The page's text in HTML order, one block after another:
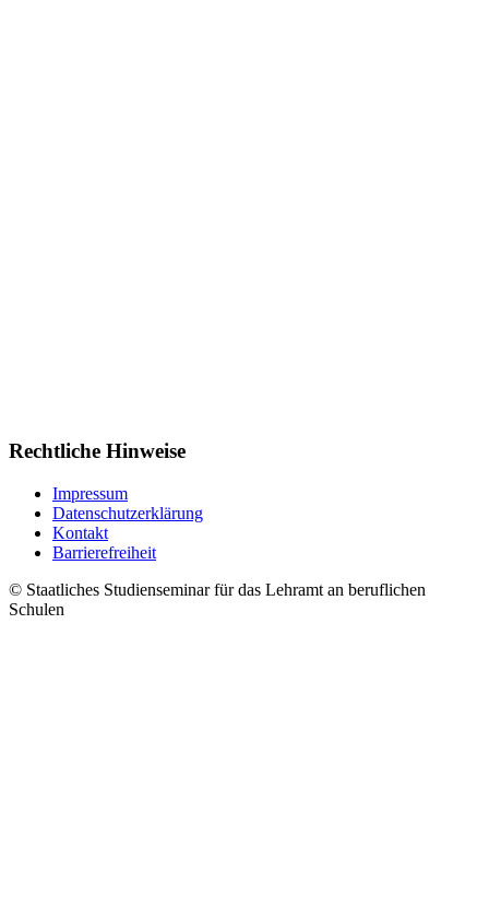
Rechtliche Hinweise
Impressum
Datenschutzerklärung
Kontakt
Barrierefreiheit
© Staatliches Studienseminar für das Lehramt an beruflichen
Schulen